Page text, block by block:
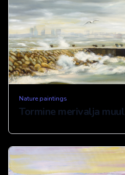
Nature paintings
Tormine merivalja muul